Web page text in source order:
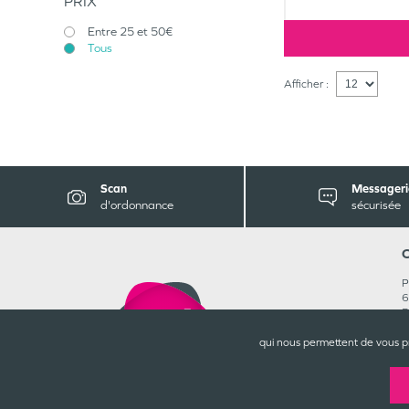
qui nous permettent de vous
Entre 25 et 50€
Tous
Afficher :
Scan
d'ordonnance
sécurisée